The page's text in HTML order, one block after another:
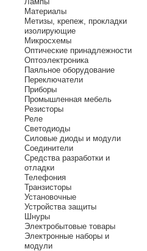
Материалы
Метизы, крепеж, прокладки
изолирующие
Микросхемы
Оптические принадлежности
Оптоэлектроника
Паяльное оборудование
Переключатели
Приборы
Промышленная мебель
Резисторы
Реле
Светодиоды
Силовые диоды и модули
Соединители
Средства разработки и
отладки
Телефония
Транзисторы
Установочные
Устройства защиты
Шнуры
Электробытовые товары
Электронные наборы и
модули